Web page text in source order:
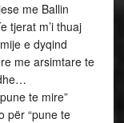
me Ballin
tjerat m’i thuaj
e dyqind
me arsimtare te
te mire”
për “pune te